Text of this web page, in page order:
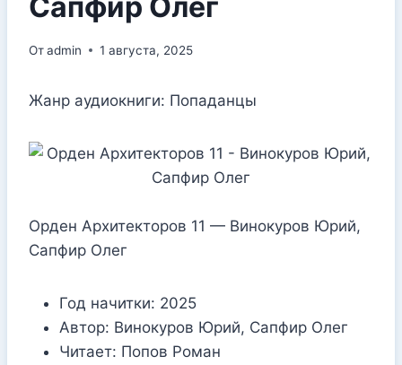
Отadmin 1 августа, 2025
Жанр аудиокниги: Попаданцы
Орден Архитекторов 11 — Винокуров Юрий,
Сапфир Олег
Год начитки: 2025
Автор: Винокуров Юрий, Сапфир Олег
Читает: Попов Роман